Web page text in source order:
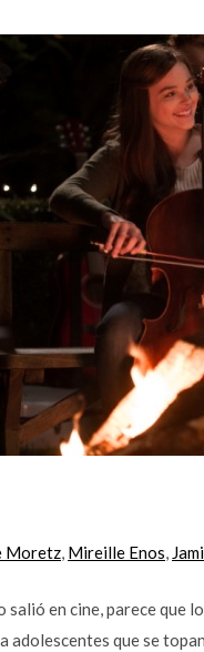
Moretz, Mireille Enos,
salió en cine, parece que
que se